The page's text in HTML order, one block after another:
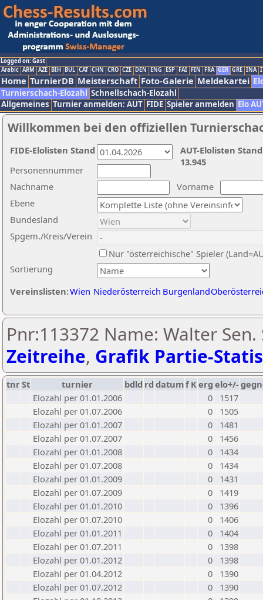
Logged on: Gast
Arabic ARM AZE BIH BUL CAT CHN CRO CZE DEN ENG ESP FAI FIN FRA GER GRE INA
Home TurnierDB Meisterschaft Foto-Galerie Meldekartei
Turnierschach-Elozahl Schnellschach-Elozahl
Allgemeines Turnier anmelden: AUT FIDE Spieler anmelden Elo
Willkommen bei den offiziellen
Nachname
Vorname
Ebene
Sortierung
Personennummer
Bundesland
Spgem./Kreis/Verein
Nur "österreichische" Spieler
Vereinslisten:Wien Niederösterreich Burgenland
AUT-Elolisten
13.945
FIDE-Elolisten Stand
Pnr:113372 Name: Walter Sen.
Zeitreihe, Grafik Partie-
tnrSt turnier bdld rd datumf Kerg elo+/-
Elozahl per 01.01.2006
0
1517
Elozahl per 01.07.2006
0
1505
Elozahl per 01.01.2007
0
1481
Elozahl per 01.07.2007
0
1456
Elozahl per 01.01.2008
0
1434
Elozahl per 01.07.2008
0
1434
Elozahl per 01.01.2009
0
1431
Elozahl per 01.07.2009
0
1419
Elozahl per 01.01.2010
0
1396
Elozahl per 01.07.2010
0
1406
Elozahl per 01.01.2011
0
1404
Elozahl per 01.07.2011
0
1398
Elozahl per 01.01.2012
0
1398
Elozahl per 01.04.2012
0
1390
Elozahl per 01.07.2012
0
1390